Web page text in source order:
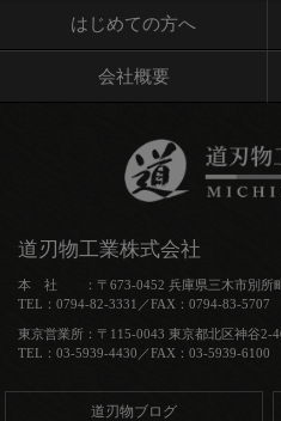
はじめての方へ
会社概要
道刃物工業株式会社
本 社 ：〒673-0452 兵庫県三木市別所
TEL：0794-82-3331／FAX：0794-83-5707
東京営業所：〒115-0043 東京都北区神谷2-
TEL：03-5939-4430／FAX：03-5939-6100
道刃物ブログ